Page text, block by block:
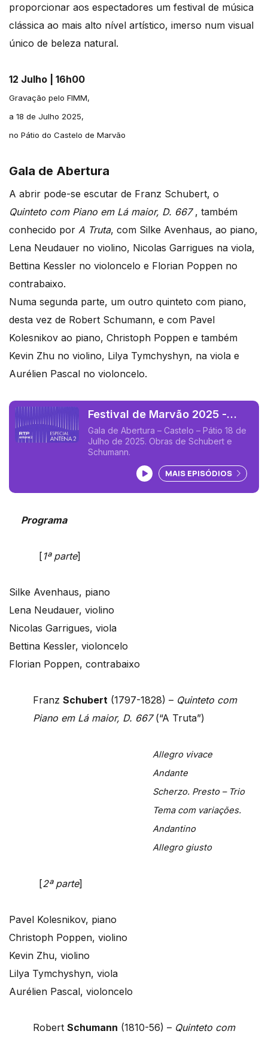
proporcionar aos espectadores um festival de música
clássica ao mais alto nível artístico, imerso num visual
único de beleza natural.
12 Julho | 16h00
Gravação pelo FIMM,
a 18 de Julho 2025,
no Pátio do Castelo de Marvão
Gala de Abertura
A abrir pode-se escutar de Franz Schubert, o
Quinteto com Piano em Lá maior, D. 667, também
conhecido por A Truta, com Silke Avenhaus, ao piano,
Lena Neudauer no violino, Nicolas Garrigues na viola,
Bettina Kessler no violoncelo e Florian Poppen no
contrabaixo.
Numa segunda parte, um outro quinteto com piano,
desta vez de Robert Schumann, e com Pavel
Kolesnikov ao piano, Christoph Poppen e também
Kevin Zhu no violino, Lilya Tymchyshyn, na viola e
Aurélien Pascal no violoncelo.
Festival de Marvão 2025 -
Parte 1
Gala de Abertura – Castelo – Pátio 18 de
Julho de 2025. Obras de Schubert e
Schumann.
Ouvir podcast
MAIS EPISÓDIOS
Programa
[ 1ª parte]
Silke Avenhaus, piano
Lena Neudauer, violino
Nicolas Garrigues, viola
Bettina Kessler, violoncelo
Florian Poppen, contrabaixo
Franz Schubert (1797-1828) – Quinteto com
Piano em Lá maior, D. 667(“A Truta”)
Allegro vivace
Andante
Scherzo. Presto – Trio
Tema com variações.
Andantino
Allegro giusto
[2ª parte]
Pavel Kolesnikov, piano
Christoph Poppen, violino
Kevin Zhu, violino
Lilya Tymchyshyn, viola
Aurélien Pascal, violoncelo
Robert Schumann (1810-56) – Quinteto com